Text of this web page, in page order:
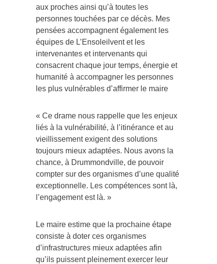
aux proches ainsi qu’à toutes les
personnes touchées par ce décès. Mes
pensées accompagnent également les
équipes de L’Ensoleilvent et les
intervenantes et intervenants qui
consacrent chaque jour temps, énergie et
humanité à accompagner les personnes
les plus vulnérables d’affirmer le maire
« Ce drame nous rappelle que les enjeux
liés à la vulnérabilité, à l’itinérance et au
vieillissement exigent des solutions
toujours mieux adaptées. Nous avons la
chance, à Drummondville, de pouvoir
compter sur des organismes d’une qualité
exceptionnelle. Les compétences sont là,
l’engagement est là. »
Le maire estime que la prochaine étape
consiste à doter ces organismes
d’infrastructures mieux adaptées afin
qu’ils puissent pleinement exercer leur